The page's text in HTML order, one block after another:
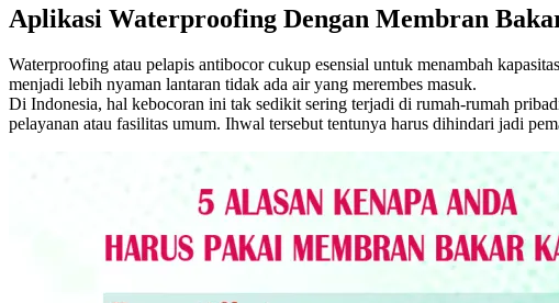
Aplikasi Waterproofing Dengan Membran
Waterproofing atau pelapis antibocor cukup esensial untuk menambah
menjadi lebih nyaman lantaran tidak ada air yang merembes masuk.
Di Indonesia, hal kebocoran ini tak sedikit sering terjadi di rumah-rumah
pelayanan atau fasilitas umum. Ihwal tersebut tentunya harus dihindari jadi